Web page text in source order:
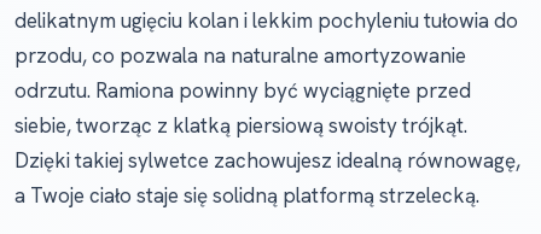
delikatnym ugięciu kolan i lekkim pochyleniu tułowia do
przodu, co pozwala na naturalne amortyzowanie
odrzutu. Ramiona powinny być wyciągnięte przed
siebie, tworząc z klatką piersiową swoisty trójkąt.
Dzięki takiej sylwetce zachowujesz idealną równowagę,
a Twoje ciało staje się solidną platformą strzelecką.